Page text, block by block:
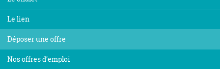
Le lien
Déposer une offre
Nos offres d’emploi